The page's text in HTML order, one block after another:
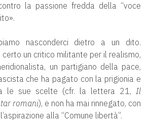
la passione fredda della “voce
nasconderci dietro a un dito.
un critico militante per il realismo,
un partigiano della pace,
che ha pagato con la prigionia e
le sue scelte (cfr. la lettera 21, Il
romani), e non ha mai rinnegato, con
alla “Comune libertà”.